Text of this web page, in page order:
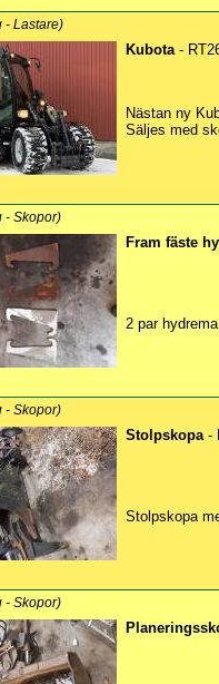
- Lastare)
Kubota -
Nästan ny
Säljes med
- Skopor)
Fram fäste
2 par
- Skopor)
Stolpskopa -
Stolpskopa
- Skopor)